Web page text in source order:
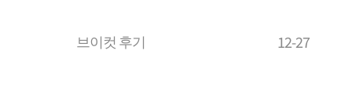
브이컷 후기 12-27